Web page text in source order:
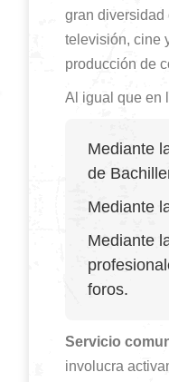
gran diversidad
televisión, cine
producción de
Al igual que en
Mediante
de
Mediante
Mediante
foros.
Servicio
involucra